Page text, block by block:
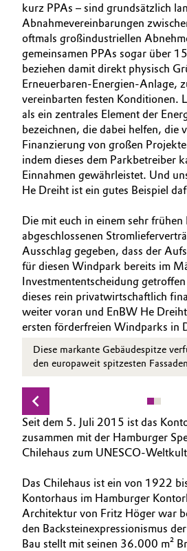
kurz PPAs – sind grundsätzlich
Abnahmevereinbarungen
oftmals großindustriellen
gemeinsamen PPAs sogar über
beziehen damit direkt physisch
Erneuerbaren-Energien-Anlage,
vereinbarten festen Konditionen.
als ein zentrales Element der
bezeichnen, die dabei helfen, die
Finanzierung von großen
indem dieses dem Parkbetreiber
Einnahmen gewährleistet. Und
He Dreiht ist ein gutes Beispiel
Die mit euch in einem sehr
abgeschlossenen
Ausschlag gegeben, dass der
für diesen Windpark bereits im
Investmententscheidung
dieses rein privatwirtschaftlich
weiter voran und EnBW He
ersten förderfreien Windparks in
Diese markante Gebäudespitze
den europaweit spitzesten
Seit dem 5. Juli 2015 ist das
zusammen mit der Hamburger
Chilehaus zum UNESCO-
Das Chilehaus ist ein von 1922
Kontorhaus im Hamburger
Architektur von Fritz Höger war
den Backsteinexpressionismus
Bau stellt mit seinen 36.000 m²